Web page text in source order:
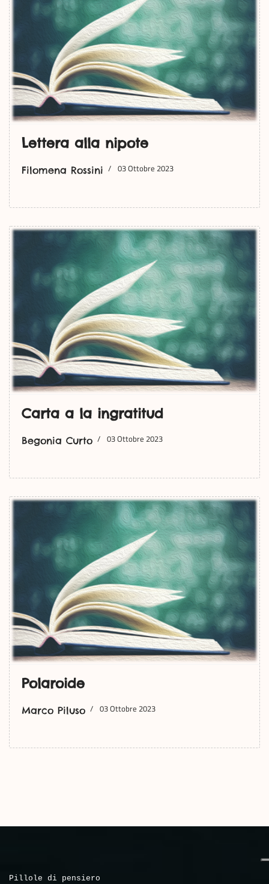
Lettera alla nipote
Filomena Rossini 03 Ottobre 2023
Carta a la ingratitud
Begonia Curto 03 Ottobre 2023
Polaroide
Marco Piluso 03 Ottobre 2023
Pillole di pensiero